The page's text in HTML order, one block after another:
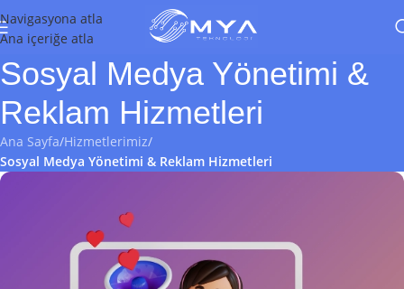
Navigasyona atla
Ana içeriğe atla
Sosyal Medya Yönetimi &
Reklam Hizmetleri
Ana Sayfa/Hizmetlerimiz/
Sosyal Medya Yönetimi & Reklam Hizmetleri